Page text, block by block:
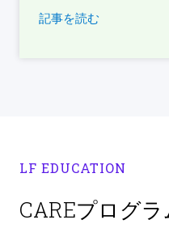
記事を読む
LF EDUCATION
CAREプログラ